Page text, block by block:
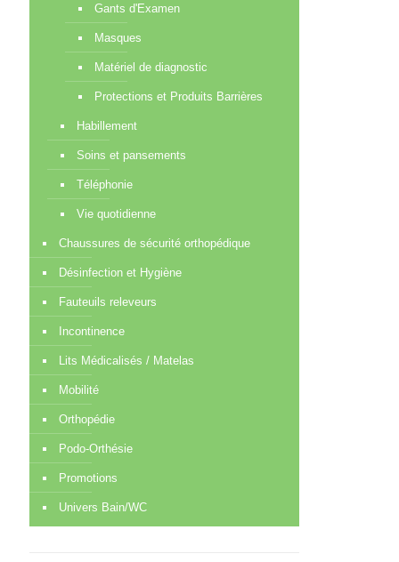
Gants d'Examen
Masques
Matériel de diagnostic
Protections et Produits Barrières
Habillement
Soins et pansements
Téléphonie
Vie quotidienne
Chaussures de sécurité orthopédique
Désinfection et Hygiène
Fauteuils releveurs
Incontinence
Lits Médicalisés / Matelas
Mobilité
Orthopédie
Podo-Orthésie
Promotions
Univers Bain/WC